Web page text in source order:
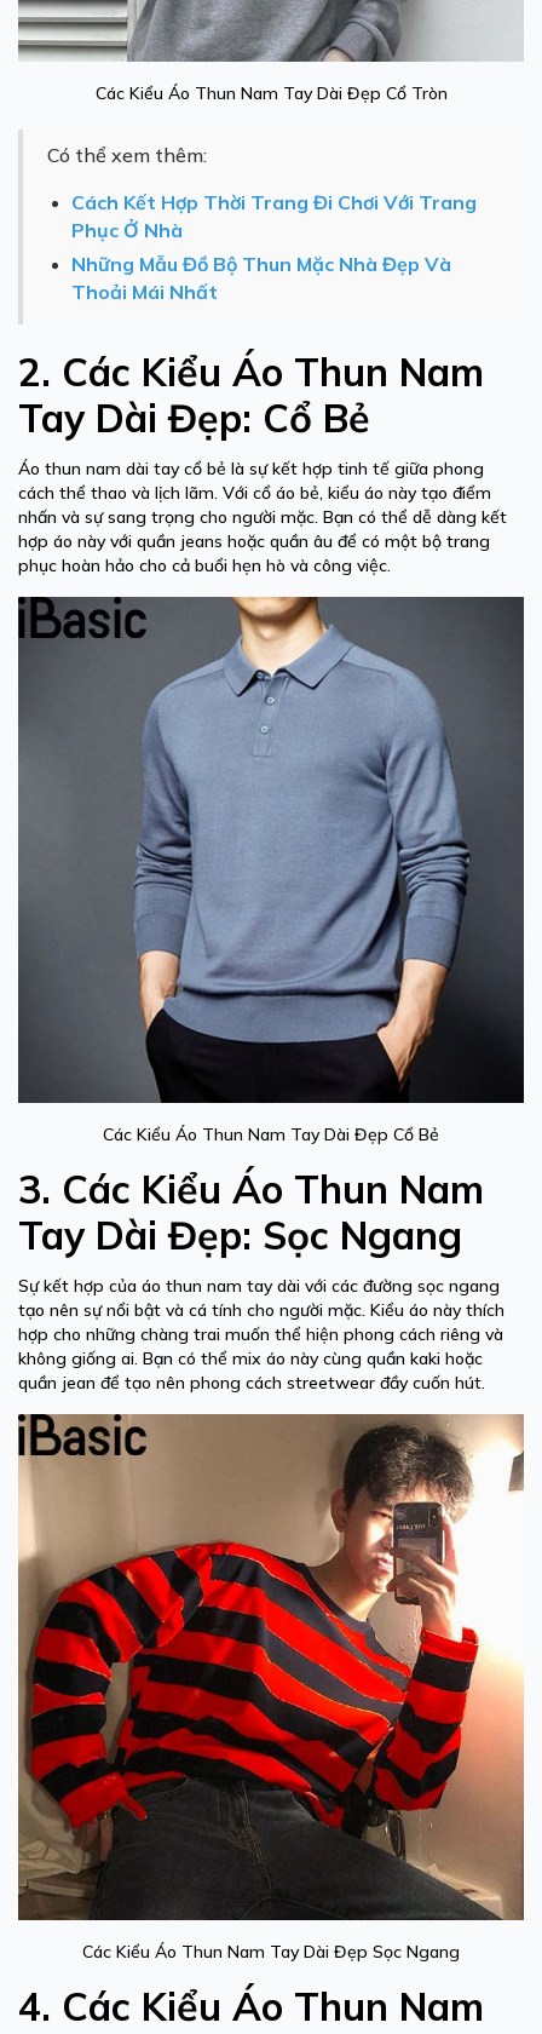
Các Kiểu Áo Thun Nam Tay Dài Đẹp Cổ Tròn
Có thể xem thêm:
Cách Kết Hợp Thời Trang Đi Chơi Với Trang
Phục Ở Nhà
Những Mẫu Đồ Bộ Thun Mặc Nhà Đẹp Và
Thoải Mái Nhất
2. Các Kiểu Áo Thun Nam
Tay Dài Đẹp: Cổ Bẻ
Áo thun nam dài tay cổ bẻ là sự kết hợp tinh tế giữa phong
cách thể thao và lịch lãm. Với cổ áo bẻ, kiểu áo này tạo điểm
nhấn và sự sang trọng cho người mặc. Bạn có thể dễ dàng kết
hợp áo này với quần jeans hoặc quần âu để có một bộ trang
phục hoàn hảo cho cả buổi hẹn hò và công việc.
Các Kiểu Áo Thun Nam Tay Dài Đẹp Cổ Bẻ
3. Các Kiểu Áo Thun Nam
Tay Dài Đẹp: Sọc Ngang
Sự kết hợp của áo thun nam tay dài với các đường sọc ngang
tạo nên sự nổi bật và cá tính cho người mặc. Kiểu áo này thích
hợp cho những chàng trai muốn thể hiện phong cách riêng và
không giống ai. Bạn có thể mix áo này cùng quần kaki hoặc
quần jean để tạo nên phong cách streetwear đầy cuốn hút.
Các Kiểu Áo Thun Nam Tay Dài Đẹp Sọc Ngang
4. Các Kiểu Áo Thun Nam